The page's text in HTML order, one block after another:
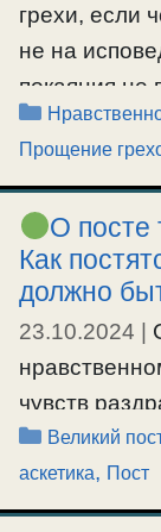
грехи, если
не на
покаяния не
в
человека на
настроя
состоять в
явные грехи,
духа, свои …
Ещё…
#исповедь,
Рубрики
Прощение
О посте
Как
должно
23.10.2024
чувств
гнева,
чревоугодия
духа
Рубрики
Великий
аскетика, Пост